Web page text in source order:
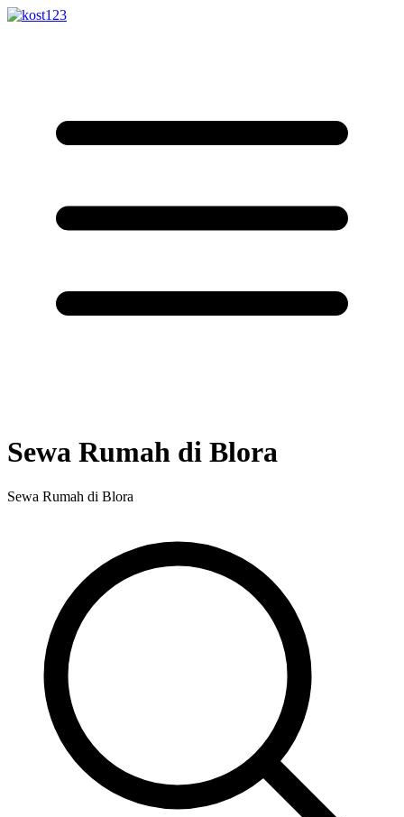
Sewa Rumah di Blora
Sewa Rumah di Blora